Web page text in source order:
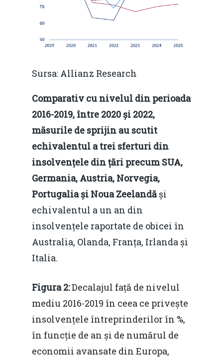
Sursa: Allianz Research
Comparativ cu nivelul din perioada
2016-2019, între 2020 și 2022,
măsurile de sprijin au scutit
echivalentul a trei sferturi din
insolvențele din țări precum SUA,
Germania, Austria, Norvegia,
Portugalia și Noua Zeelandă și
echivalentul a un an din
insolvențele raportate de obicei în
Australia, Olanda, Franța, Irlanda și
Italia.
Figura 2:Decalajul față de nivelul
mediu 2016-2019 în ceea ce privește
insolvențele întreprinderilor în %,
în funcție de an și de numărul de
economii avansate din Europa,